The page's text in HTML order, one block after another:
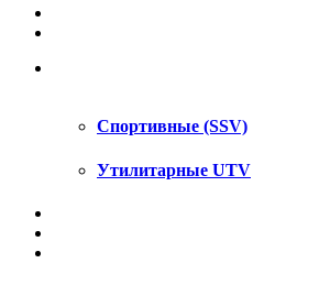
Спортивные (SSV)
Утилитарные UTV